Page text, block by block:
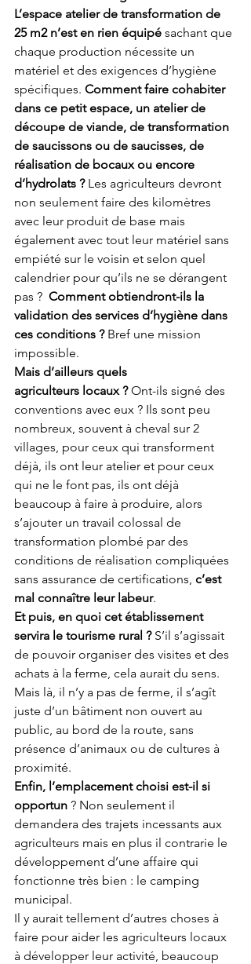
L’espace atelier de transformation de
25 m2 n’est en rien équipé sachant que
chaque production nécessite un
matériel et des exigences d’hygiène
spécifiques. Comment faire cohabiter
dans ce petit espace, un atelier de
découpe de viande, de transformation
de saucissons ou de saucisses, de
réalisation de bocaux ou encore
d’hydrolats ? Les agriculteurs devront
non seulement faire des kilomètres
avec leur produit de base mais
également avec tout leur matériel sans
empiété sur le voisin et selon quel
calendrier pour qu’ils ne se dérangent
pas ? Comment obtiendront-ils la
validation des services d’hygiène dans
ces conditions ? Bref une mission
impossible.
Mais d’ailleurs quels
agriculteurs locaux ? Ont-ils signé des
conventions avec eux ? Ils sont peu
nombreux, souvent à cheval sur 2
villages, pour ceux qui transforment
déjà, ils ont leur atelier et pour ceux
qui ne le font pas, ils ont déjà
beaucoup à faire à produire, alors
s’ajouter un travail colossal de
transformation plombé par des
conditions de réalisation compliquées
sans assurance de certifications, c’est
mal connaître leur labeur.
Et puis, en quoi cet établissement
servira le tourisme rural ? S’il s’agissait
de pouvoir organiser des visites et des
achats à la ferme, cela aurait du sens.
Mais là, il n’y a pas de ferme, il s’agît
juste d’un bâtiment non ouvert au
public, au bord de la route, sans
présence d’animaux ou de cultures à
proximité.
Enfin, l’emplacement choisi est-il si
opportun ? Non seulement il
demandera des trajets incessants aux
agriculteurs mais en plus il contrarie le
développement d’une affaire qui
fonctionne très bien : le camping
municipal.
Il y aurait tellement d’autres choses à
faire pour aider les agriculteurs locaux
à développer leur activité, beaucoup